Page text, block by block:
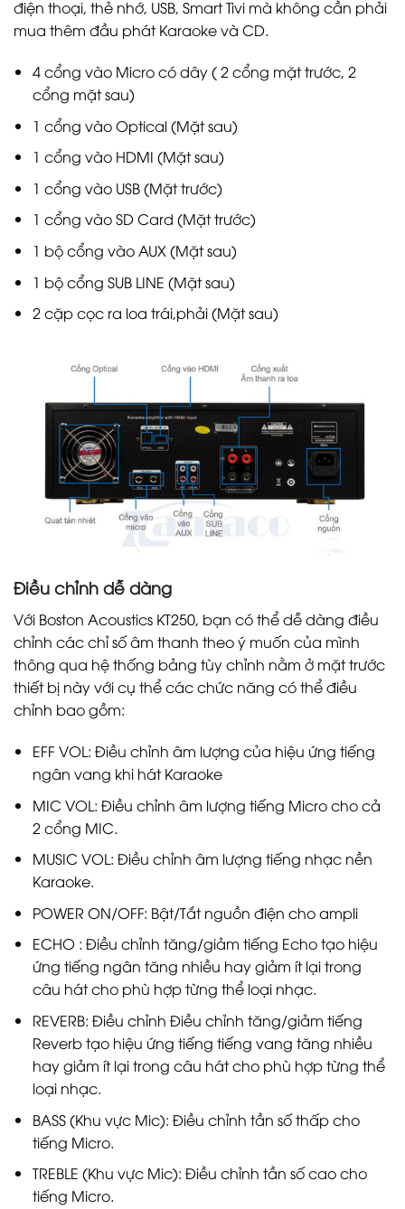
điện thoại, thẻ nhớ, USB, Smart Tivi mà không cần phải
mua thêm đầu phát Karaoke và CD.
4 cổng vào Micro có dây ( 2 cổng mặt trước, 2
cổng mặt sau)
1 cổng vào Optical (Mặt sau)
1 cổng vào HDMI (Mặt sau)
1 cổng vào USB (Mặt trước)
1 cổng vào SD Card (Mặt trước)
1 bộ cổng vào AUX (Mặt sau)
1 bộ cổng SUB LINE (Mặt sau)
2 cặp cọc ra loa trái,phải (Mặt sau)
Điều chỉnh dễ dàng
Với Boston Acoustics KT250, bạn có thể dễ dàng điều
chỉnh các chỉ số âm thanh theo ý muốn của mình
thông qua hệ thống bảng tùy chỉnh nằm ở mặt trước
thiết bị này với cụ thể các chức năng có thể điều
chỉnh bao gồm:
EFF VOL: Điều chỉnh âm lượng của hiệu ứng tiếng
ngân vang khi hát Karaoke
MIC VOL: Điều chỉnh âm lượng tiếng Micro cho cả
2 cổng MIC.
MUSIC VOL: Điều chỉnh âm lượng tiếng nhạc nền
Karaoke.
POWER ON/OFF: Bật/Tắt nguồn điện cho ampli
ECHO : Điều chỉnh tăng/giảm tiếng Echo tạo hiệu
ứng tiếng ngân tăng nhiều hay giảm ít lại trong
câu hát cho phù hợp từng thể loại nhạc.
REVERB: Điều chỉnh Điều chỉnh tăng/giảm tiếng
Reverb tạo hiệu ứng tiếng tiếng vang tăng nhiều
hay giảm ít lại trong câu hát cho phù hợp từng thể
loại nhạc.
BASS (Khu vực Mic): Điều chỉnh tần số thấp cho
tiếng Micro.
TREBLE (Khu vực Mic): Điều chỉnh tần số cao cho
tiếng Micro.